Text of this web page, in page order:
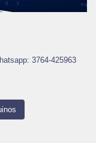
3764-425963